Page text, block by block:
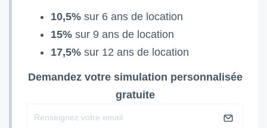
10,5% sur 6 ans de location
15% sur 9 ans de location
17,5% sur 12 ans de location
Demandez votre simulation personnalisée
gratuite